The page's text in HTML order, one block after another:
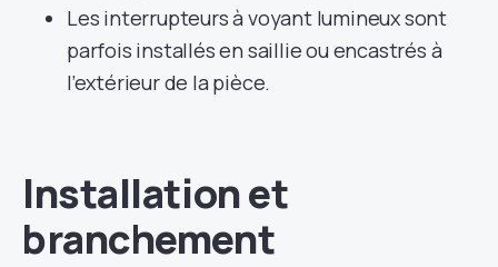
Les interrupteurs à voyant lumineux sont
parfois installés en saillie ou encastrés à
l’extérieur de la pièce.
Installation et
branchement